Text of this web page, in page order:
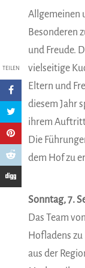
TEILEN
Allgemeinen
Besonderen
und Freude.
vielseitige
Eltern und
diesem Jahr
ihrem
Die
dem Hof zu
Sonntag, 7.
Das Team
Hofladens
aus der